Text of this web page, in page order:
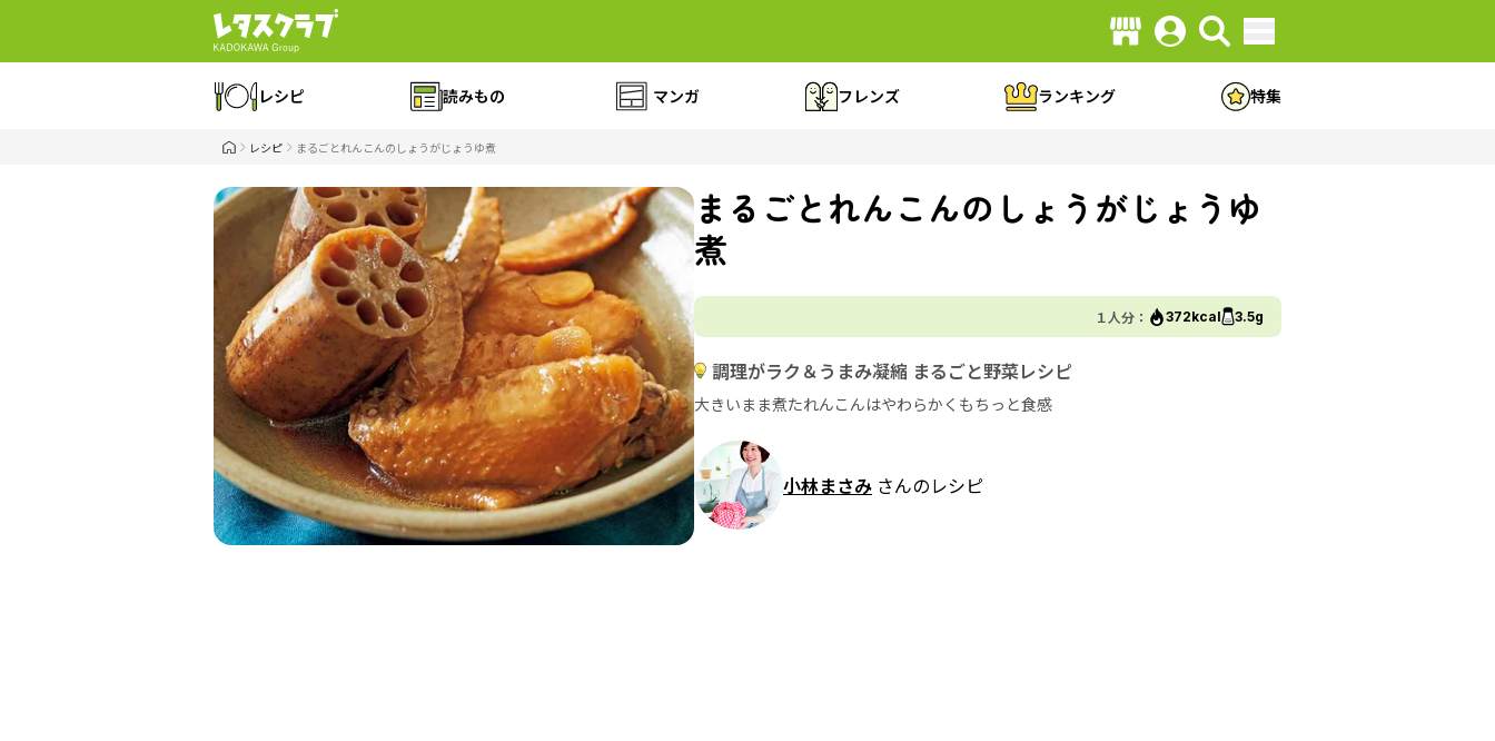
レシピ 読みもの マンガ フレンズ ランキング 特集
レシピ まるごとれんこんのしょうがじょうゆ煮
まるごとれんこんのしょうがじょうゆ
煮
１人分： 372kcal 3.5g
調理がラク＆うまみ凝縮 まるごと野菜レシピ
大きいまま煮たれんこんはやわらかくもちっと食感
小林まさみ さんのレシピ